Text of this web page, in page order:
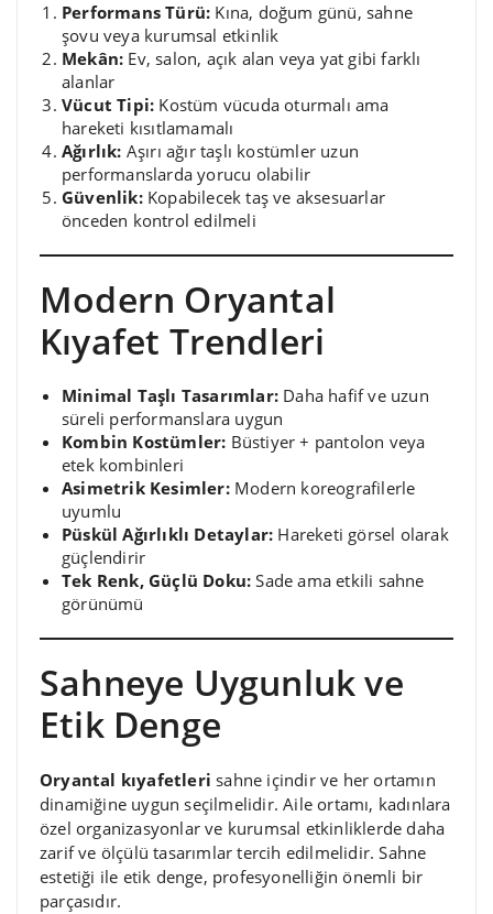
Performans Türü: Kına, doğum günü, sahne
şovu veya kurumsal etkinlik
Mekân: Ev, salon, açık alan veya yat gibi farklı
alanlar
Vücut Tipi: Kostüm vücuda oturmalı ama
hareketi kısıtlamamalı
Ağırlık: Aşırı ağır taşlı kostümler uzun
performanslarda yorucu olabilir
Güvenlik:Kopabilecek taş ve aksesuarlar
önceden kontrol edilmeli
Modern Oryantal
Kıyafet Trendleri
Minimal Taşlı Tasarımlar: Daha hafif ve uzun
süreli performanslara uygun
Kombin Kostümler: Büstiyer + pantolon veya
etek kombinleri
Asimetrik Kesimler:Modern koreografilerle
uyumlu
Püskül Ağırlıklı Detaylar: Hareketi görsel olarak
güçlendirir
Tek Renk, Güçlü Doku: Sade ama etkili sahne
görünümü
Sahneye Uygunluk ve
Etik Denge
Oryantal kıyafetlerisahne içindir ve her ortamın
dinamiğine uygun seçilmelidir. Aile ortamı, kadınlara
özel organizasyonlar ve kurumsal etkinliklerde daha
zarif ve ölçülü tasarımlar tercih edilmelidir. Sahne
estetiği ile etik denge, profesyonelliğin önemli bir
parçasıdır.